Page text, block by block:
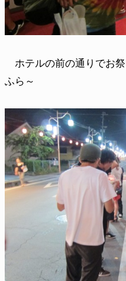
ホテルの前の通りでお
ふら～